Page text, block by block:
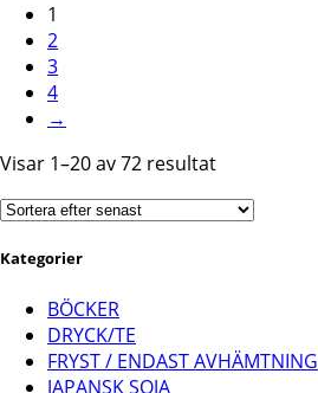
1
2
3
4
→
Visar 1–20 av 72 resultatSortera
senaste
Kategorier
BÖCKER
DRYCK/TE
FRYST / ENDAST AVHÄMTNING
JAPANSK SOJA